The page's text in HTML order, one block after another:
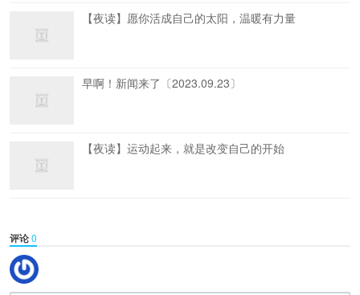
【夜读】愿你活成自己的太阳，温暖有力量
早啊！新闻来了〔2023.09.23〕
【夜读】运动起来，就是改变自己的开始
评论0